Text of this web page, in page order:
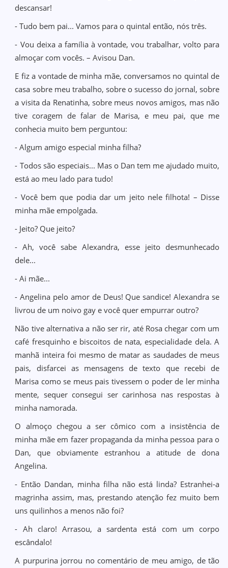
descansar!
- Tudo bem pai... Vamos para o quintal então, nós três.
- Vou deixa a família à vontade, vou trabalhar, volto para
almoçar com vocês. – Avisou Dan.
E fiz a vontade de minha mãe, conversamos no quintal de
casa sobre meu trabalho, sobre o sucesso do jornal, sobre
a visita da Renatinha, sobre meus novos amigos, mas não
tive coragem de falar de Marisa, e meu pai, que me
conhecia muito bem perguntou:
- Algum amigo especial minha filha?
- Todos são especiais... Mas o Dan tem me ajudado muito,
está ao meu lado para tudo!
- Você bem que podia dar um jeito nele filhota! – Disse
minha mãe empolgada.
- Jeito? Que jeito?
- Ah, você sabe Alexandra, esse jeito desmunhecado
dele...
- Ai mãe...
- Angelina pelo amor de Deus! Que sandice! Alexandra se
livrou de um noivo gay e você quer empurrar outro?
Não tive alternativa a não ser rir, até Rosa chegar com um
café fresquinho e biscoitos de nata, especialidade dela. A
manhã inteira foi mesmo de matar as saudades de meus
pais, disfarcei as mensagens de texto que recebi de
Marisa como se meus pais tivessem o poder de ler minha
mente, sequer consegui ser carinhosa nas respostas à
minha namorada.
O almoço chegou a ser cômico com a insistência de
minha mãe em fazer propaganda da minha pessoa para o
Dan, que obviamente estranhou a atitude de dona
Angelina.
- Então Dandan, minha filha não está linda? Estranhei-a
magrinha assim, mas, prestando atenção fez muito bem
uns quilinhos a menos não foi?
- Ah claro! Arrasou, a sardenta está com um corpo
escândalo!
A purpurina jorrou no comentário de meu amigo, de tão